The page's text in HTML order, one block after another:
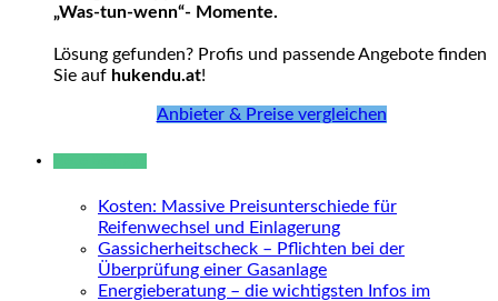
„Was-tun-wenn“- Momente.
Lösung gefunden? Profis und passende Angebote finden
Sie auf hukendu.at!
Anbieter & Preise vergleichen
Kosten: Massive Preisunterschiede für
Reifenwechsel und Einlagerung
Gassicherheitscheck – Pflichten bei der
Überprüfung einer Gasanlage
Energieberatung – die wichtigsten Infos im